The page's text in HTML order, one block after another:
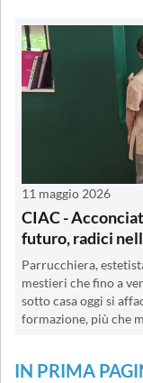
11 maggio 2026
CIAC -
futuro, radici
Parrucchiera,
mestieri che fino a
sotto casa oggi si
formazione, più che
IN PRIMA